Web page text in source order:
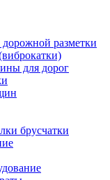
разметки
для дорог
брусчатки